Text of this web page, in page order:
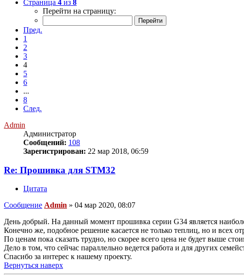
Страница 4 из 8
Перейти на страницу:
Пред.
1
2
3
4
5
6
...
8
След.
Admin
Администратор
Сообщений: 108
Зарегистрирован: 22 мар 2018, 06:59
Re: Прошивка для STM32
Цитата
Сообщение Admin » 04 мар 2020, 08:07
День добрый. На данный момент прошивка серии G34 является
Конечно же, подобное решение касается не только теплиц, но и всех
По ценам пока сказать трудно, но скорее всего цена не будет выше
Дело в том, что сейчас параллельно ведется работа и для других
Спасибо за интерес к нашему проекту.
Вернуться наверх